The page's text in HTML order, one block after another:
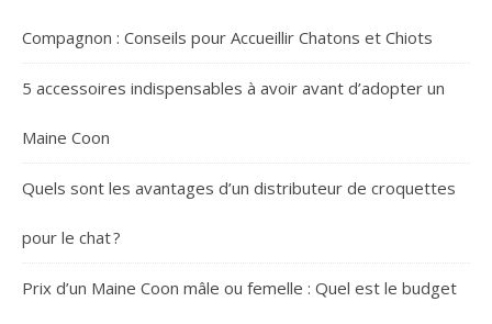
Compagnon : Conseils pour Accueillir Chatons et Chiots
5 accessoires indispensables à avoir avant d’adopter un
Maine Coon
Quels sont les avantages d’un distributeur de croquettes
pour le chat ?
Prix d’un Maine Coon mâle ou femelle : Quel est le budget